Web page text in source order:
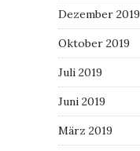
Dezember 2019
Oktober 2019
Juli 2019
Juni 2019
März 2019